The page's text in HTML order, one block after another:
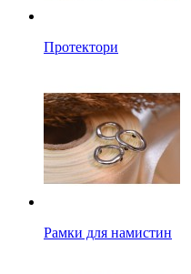
Протектори
Рамки для намистин